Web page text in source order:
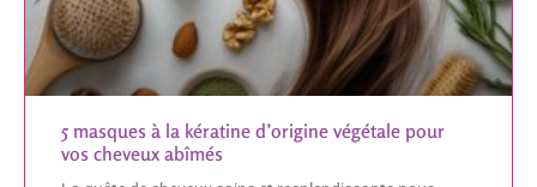
5 masques à la kératine d’origine végétale pour
vos cheveux abîmés